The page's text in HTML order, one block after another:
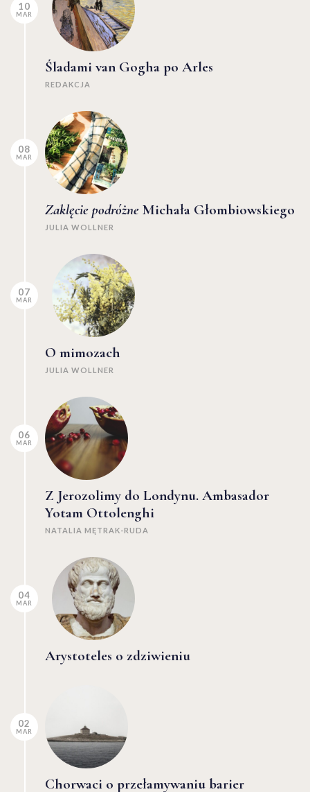
10
MAR
Śladami van Gogha po Arles
REDAKCJA
08
MAR
Zaklęcie podróżne Michała Głombiowskiego
JULIA WOLLNER
07
MAR
O mimozach
JULIA WOLLNER
06
MAR
Z Jerozolimy do Londynu. Ambasador
Yotam Ottolenghi
NATALIA MĘTRAK-RUDA
04
MAR
Arystoteles o zdziwieniu
02
MAR
Chorwaci o przełamywaniu barier